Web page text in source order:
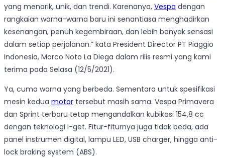
yang menarik, unik, dan trendi. Karenanya, Vespa dengan
rangkaian warna-warna baru ini senantiasa menghadirkan
kesenangan, penuh kegembiraan, dan lebih banyak sensasi
dalam setiap perjalanan.” kata President Director PT Piaggio
Indonesia, Marco Noto La Diega dalam rilis resmi yang kami
terima pada Selasa (12/5/2021).
Ya, cuma warna yang berbeda. Sementara untuk spesifikasi
mesin kedua motor tersebut masih sama. Vespa Primavera
dan Sprint terbaru tetap mengandalkan kubikasi 154,8 cc
dengan teknologi i-get. Fitur-fiturnya juga tidak beda, ada
panel instrumen digital, lampu LED, USB charger, hingga anti-
lock braking system (ABS).